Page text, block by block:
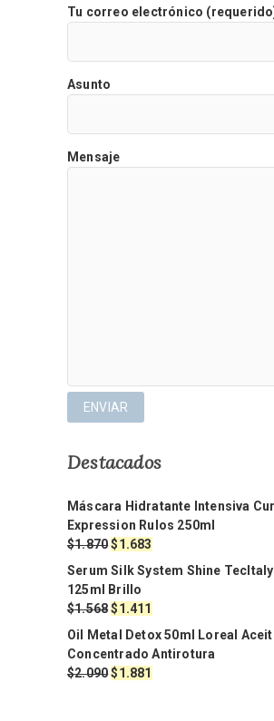
Tu correo electrónico
Asunto
Mensaje
Destacados
Máscara Hidratante Intensiva Curl
Expression Rulos 250ml
$1.870El
precio
original
era:
$1.870.
$1.683
precio
es:
$1.683.
Serum Silk System Shine TecItaly
125ml Brillo
$1.568El
precio
original
era:
$1.568.
$1.411
precio
actual
es:
$1.411.
Oil Metal Detox 50ml Loreal
Concentrado Antirotura
$2.090El
$1.881